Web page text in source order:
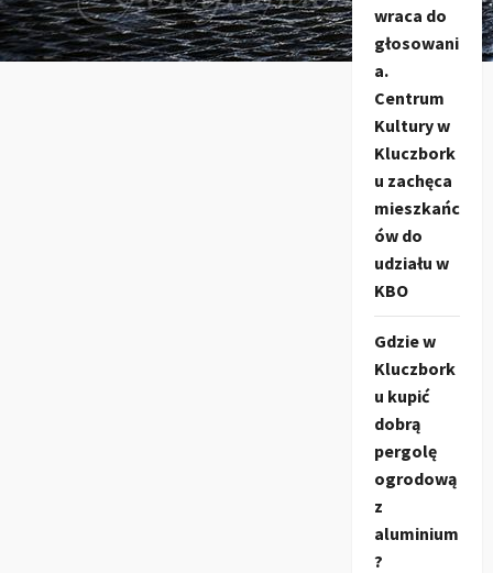
wraca do
głosowani
a.
Centrum
Kultury w
Kluczbork
u zachęca
mieszkańc
ów do
udziału w
KBO
Gdzie w
Kluczbork
u kupić
dobrą
pergolę
ogrodową
z
aluminium
?